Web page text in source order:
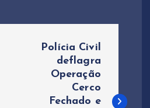
Polícia Civil
deflagra
Operação
Cerco
Fechado e